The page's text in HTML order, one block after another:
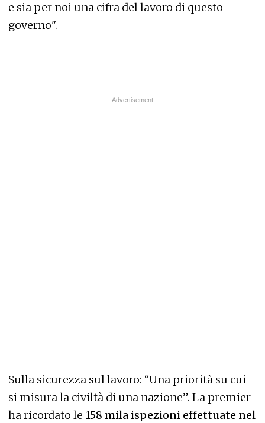
e sia per noi una cifra del lavoro di questo
governo".
Sulla sicurezza sul lavoro: “Una priorità su cui
si misura la civiltà di una nazione”. La premier
ha ricordato le 158 mila ispezioni effettuate nel